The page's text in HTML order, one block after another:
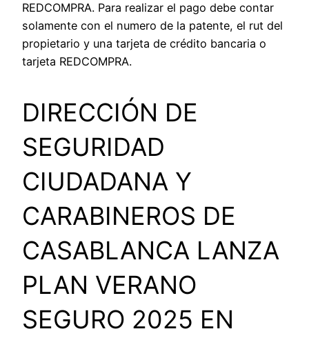
REDCOMPRA. Para realizar el pago debe contar
solamente con el numero de la patente, el rut del
propietario y una tarjeta de crédito bancaria o
tarjeta REDCOMPRA.
DIRECCIÓN DE
SEGURIDAD
CIUDADANA Y
CARABINEROS DE
CASABLANCA LANZA
PLAN VERANO
SEGURO 2025 EN